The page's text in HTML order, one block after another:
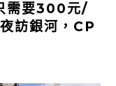
需要300元/
訪銀河，CP